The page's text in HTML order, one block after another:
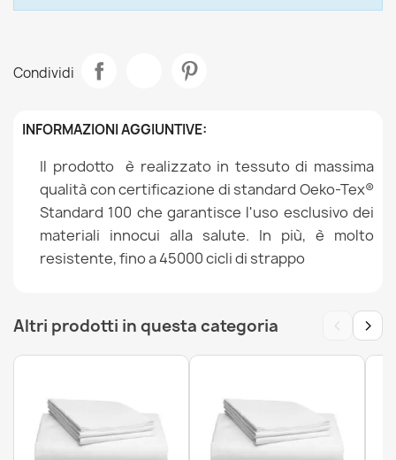
Lenzuolo senza angoli in cotone 90x220 cm
Lenzuolo senza angoli in cotone 90x200 cm
15,99 €
Lenzuolo in Cotone Piatto 140x220 cm
Misura
Riferimenti Specifici
Ean13 5907500858924
MPN
Condividi
INFORMAZIONI AGGIUNTIVE:
Il prodotto è realizzato in tessuto di massima
qualità con certificazione di standard Oeko-Tex®
Standard 100 che garantisce l'uso esclusivo dei
materiali innocui alla salute. In più, è molto
resistente, fino a 45000 cicli di strappo
Altri prodotti in questa categoria ‹ ›